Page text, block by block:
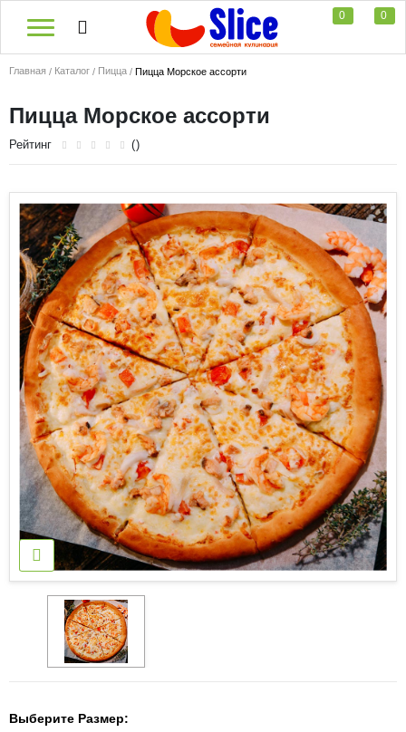
0 0
Главная Каталог Пицца Пицца Морское ассорти
Пицца Морское ассорти
Рейтинг ()
Выберите Размер: